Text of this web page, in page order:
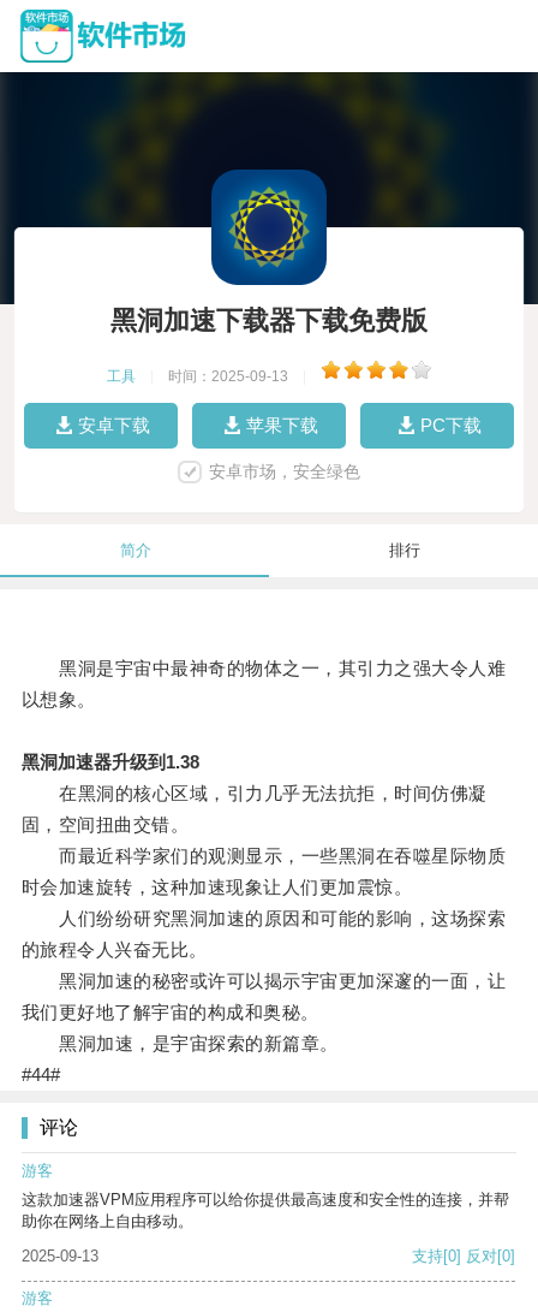
黑洞加速下载器下载免费版
工具 时间：2025-09-13
安卓下载 苹果下载 PC下载
安卓市场，安全绿色
简介 排行
黑洞是宇宙中最神奇的物体之一，其引力之强大令人难
以想象。
黑洞加速器升级到1.38
在黑洞的核心区域，引力几乎无法抗拒，时间仿佛凝
固，空间扭曲交错。
而最近科学家们的观测显示，一些黑洞在吞噬星际物质
时会加速旋转，这种加速现象让人们更加震惊。
人们纷纷研究黑洞加速的原因和可能的影响，这场探索
的旅程令人兴奋无比。
黑洞加速的秘密或许可以揭示宇宙更加深邃的一面，让
我们更好地了解宇宙的构成和奥秘。
黑洞加速，是宇宙探索的新篇章。
#44#
评论
游客
这款加速器VPM应用程序可以给你提供最高速度和安全性的连接，并帮
助你在网络上自由移动。
2025-09-13
支持[0] 反对[0]
游客